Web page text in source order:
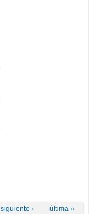
siguiente › última »